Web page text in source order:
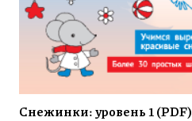
Снежинки: уровень 1 (PDF)